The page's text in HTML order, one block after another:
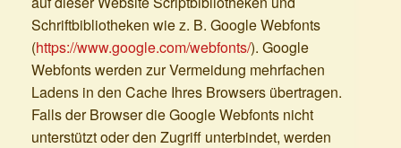
Schriftbibliotheken wie z. B. Google Webfonts
(https://www.google.com/webfonts/). Google
Webfonts werden zur Vermeidung mehrfachen
Ladens in den Cache Ihres Browsers übertragen.
Falls der Browser die Google Webfonts nicht
unterstützt oder den Zugriff unterbindet, werden